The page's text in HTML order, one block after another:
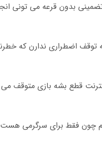
تضمینی بدون قرعه می تونی
توقف اضطراری ندارن که
که اگر اینترنت قطع بشه